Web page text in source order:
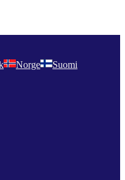
Norge Suomi